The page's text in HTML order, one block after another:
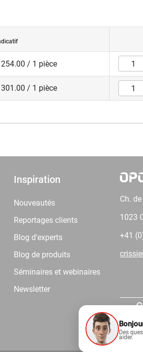
254.00 / 1 pièce
301.00 / 1 pièce
Inspiration
Nouveautés
Reportages clients
Blog d'experts
Blog de produits
Séminaires et webinaires
Newsletter
Ch.
1023
+41
Des
aider.